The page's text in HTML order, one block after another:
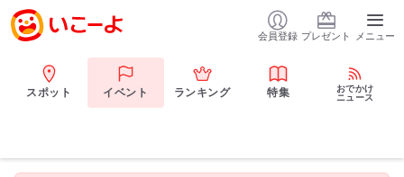
会員登録 プレゼント メニュー
スポット イベント ランキング 特集
おでかけ
ニュース